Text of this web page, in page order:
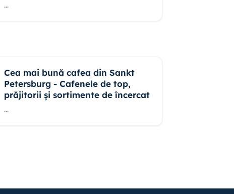
...
Cea mai bună cafea din Sankt
Petersburg - Cafenele de top,
prăjitorii și sortimente de încercat
...